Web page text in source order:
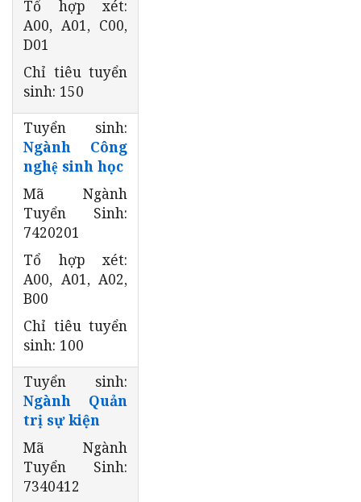
Tổ hợp xét:
A00, A01, C00,
D01
Chỉ tiêu tuyển
sinh: 150
Tuyển sinh:
Ngành Công
nghệ sinh học
Mã Ngành
Tuyển Sinh:
7420201
Tổ hợp xét:
A00, A01, A02,
B00
Chỉ tiêu tuyển
sinh: 100
Tuyển sinh:
Ngành Quản
trị sự kiện
Mã Ngành
Tuyển Sinh:
7340412